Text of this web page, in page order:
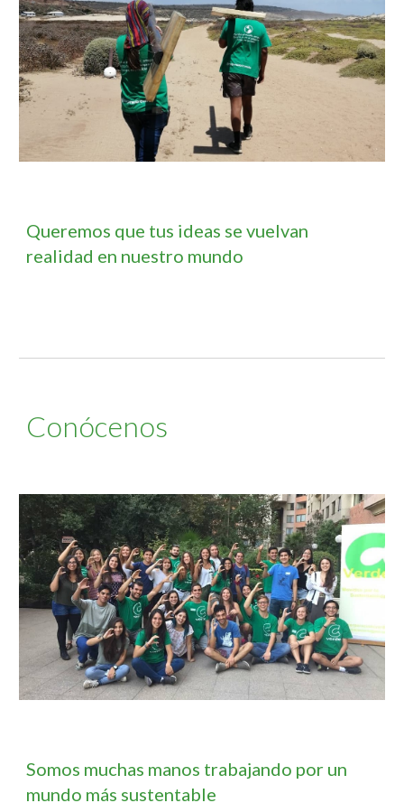
Queremos que tus ideas se vuelvan
realidad en nuestro mundo
Conócenos
Somos muchas manos trabajando por un
mundo más sustentable